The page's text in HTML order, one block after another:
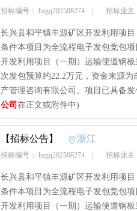
招标编号： hzgq202508274 招标业主
长兴县和平镇丰源矿区开发利用项
条件本项目为全流程电子发包竞包
开发利用项目（一期）运输便道钢
次发包预算约22.2万元，资金来源
产管理咨询有限公司。项目已具备
公司 在正文或附件中)
【招标公告】 浙江
招标编号： hzgq202508274 招标业主
长兴县和平镇丰源矿区开发利用项
条件本项目为全流程电子发包竞包
开发利用项目（一期）运输便道钢